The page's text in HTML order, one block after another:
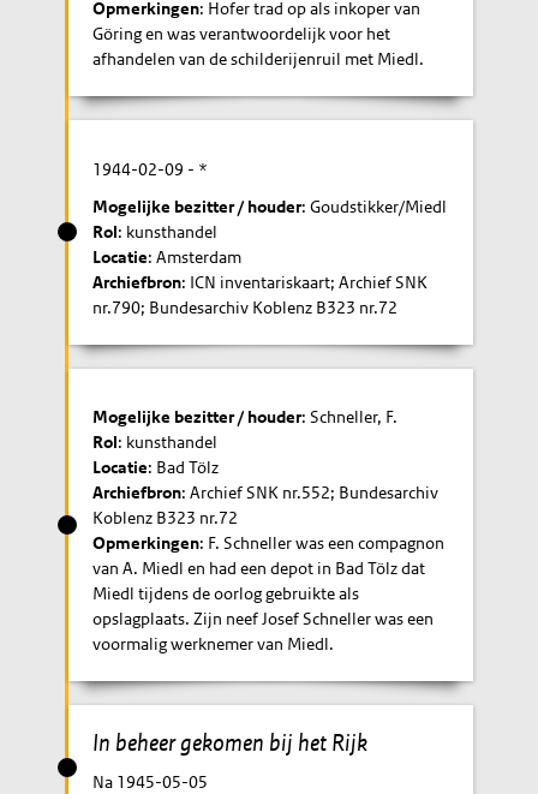
Opmerkingen: Hofer trad op als inkoper van
Göring en was verantwoordelijk voor het
afhandelen van de schilderijenruil met Miedl.
1944-02-09 - *
Mogelijke bezitter / houder: Goudstikker/Miedl
Rol: kunsthandel
Locatie: Amsterdam
Archiefbron: ICN inventariskaart; Archief SNK
nr.790; Bundesarchiv Koblenz B323 nr.72
Mogelijke bezitter / houder: Schneller, F.
Rol: kunsthandel
Locatie: Bad Tölz
Archiefbron: Archief SNK nr.552; Bundesarchiv
Koblenz B323 nr.72
Opmerkingen: F. Schneller was een compagnon
van A. Miedl en had een depot in Bad Tölz dat
Miedl tijdens de oorlog gebruikte als
opslagplaats. Zijn neef Josef Schneller was een
voormalig werknemer van Miedl.
In beheer gekomen bij het Rijk
Na 1945-05-05